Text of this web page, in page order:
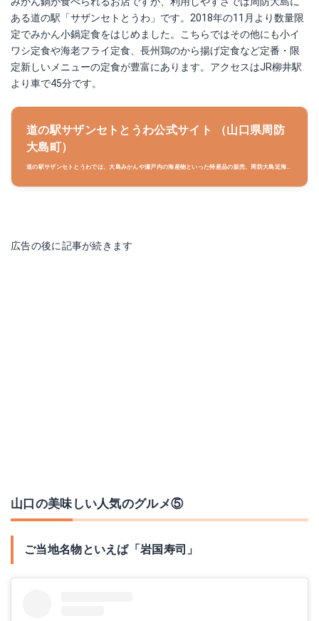
ある道の駅「サザンセトとうわ」です。2018年の11月より数量限
定でみかん小鍋定食をはじめました。こちらではその他にも小イ
ワシ定食や海老フライ定食、長州鶏のから揚げ定食など定番・限
定新しいメニューの定食が豊富にあります。アクセスはJR柳井駅
より車で45分です。
道の駅サザンセトとうわ公式サイト （山口県周防
大島町）
道の駅サザンセトとうわでは、大島みかんや瀬戸内の海産物といった特産品の販売、周防大島近海で
広告の後に記事が続きます
山口の美味しい人気のグルメ⑤
ご当地名物といえば「岩国寿司」